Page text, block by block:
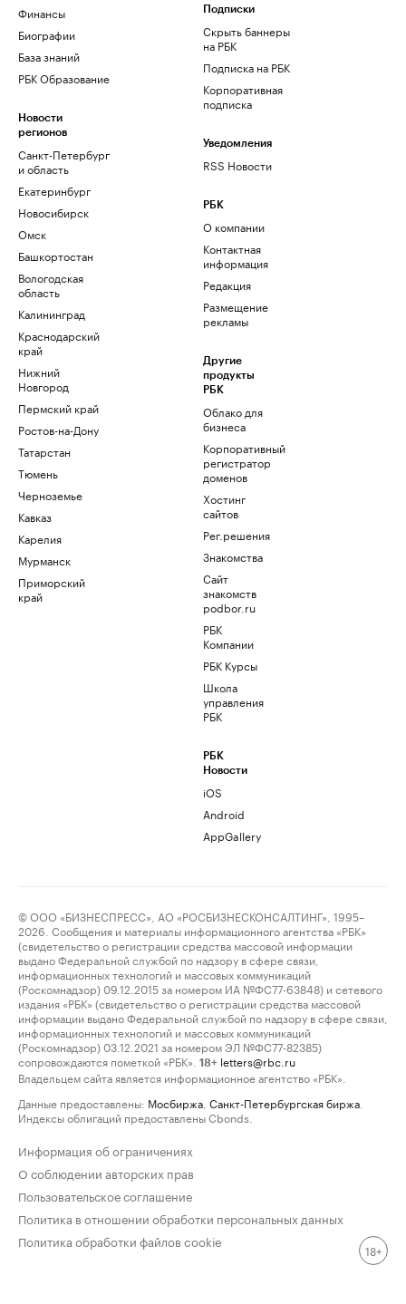
Финансы
Биографии
База знаний
РБК Образование
Новости
регионов
Санкт-Петербург
и область
Екатеринбург
Новосибирск
Омск
Башкортостан
Вологодская
область
Калининград
Краснодарский
край
Нижний
Новгород
Пермский край
Ростов-на-Дону
Татарстан
Тюмень
Черноземье
Кавказ
Карелия
Мурманск
Приморский
край
Подписки
Скрыть баннеры
на РБК
Подписка на РБК
Корпоративная
подписка
Уведомления
RSS Новости
РБК
О компании
Контактная
информация
Редакция
Размещение
рекламы
Другие
продукты
РБК
Облако для
бизнеса
Корпоративный
регистратор
доменов
Хостинг
сайтов
Рег.решения
Знакомства
Сайт
знакомств
podbor.ru
РБК
Компании
РБК Курсы
Школа
управления
РБК
РБК
Новости
iOS
Android
AppGallery
© ООО «БИЗНЕСПРЕСС», АО «РОСБИЗНЕСКОНСАЛТИНГ», 1995–
2026. Сообщения и материалы информационного агентства «РБК»
(свидетельство о регистрации средства массовой информации
выдано Федеральной службой по надзору в сфере связи,
информационных технологий и массовых коммуникаций
(Роскомнадзор) 09.12.2015 за номером ИА №ФС77-63848) и сетевого
издания «РБК» (свидетельство о регистрации средства массовой
информации выдано Федеральной службой по надзору в сфере связи,
информационных технологий и массовых коммуникаций
(Роскомнадзор) 03.12.2021 за номером ЭЛ №ФС77-82385)
сопровождаются пометкой «РБК».
18+ letters@rbc.ru
Владельцем сайта является информационное агентство «РБК».
Данные предоставлены: Мосбиржа Санкт-Петербургская биржа
Индексы облигаций предоставлены Cbonds.
Информация об ограничениях
О соблюдении авторских прав
Пользовательское соглашение
Политика в отношении обработки персональных данных
Политика обработки файлов cookie
18+